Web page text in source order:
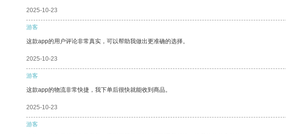
2025-10-23
游客
这款app的用户评论非常真实，可以帮助我做出更准确的选择。
2025-10-23
游客
这款app的物流非常快捷，我下单后很快就能收到商品。
2025-10-23
游客